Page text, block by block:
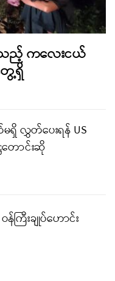
သည့် ကလေးငယ်
ေ့ရှိ
မရှိ လွှတ်ပေးရန် US
တောင်းဆို
ကြီးချုပ်ဟောင်း